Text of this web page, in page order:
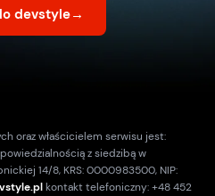
devstyle→
oraz właścicielem serwisu jest:
z siedzibą w
14/8, KRS: 0000983500, NIP:
kontakt telefoniczny: +48 452